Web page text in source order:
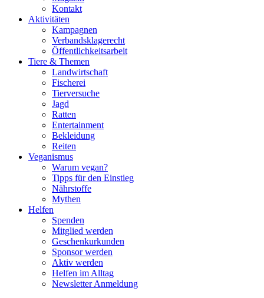
Kontakt
Aktivitäten
Kampagnen
Verbandsklagerecht
Öffentlichkeitsarbeit
Tiere & Themen
Landwirtschaft
Fischerei
Tierversuche
Jagd
Ratten
Entertainment
Bekleidung
Reiten
Veganismus
Warum vegan?
Tipps für den Einstieg
Nährstoffe
Mythen
Helfen
Spenden
Mitglied werden
Geschenkurkunden
Sponsor werden
Aktiv werden
Helfen im Alltag
Newsletter Anmeldung